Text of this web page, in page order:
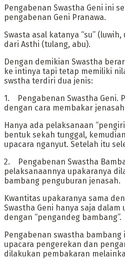
Pengabenan Swastha Geni ini
pengabenan Geni Pranawa.
‎Swasta asal katanya “su”
dari Asthi (tulang, abu).
‎Dengan demikian Swastha
ke intinya tapi tetap memiliki
swstha terdiri dua jenis:
‎1. Pengabenan Swastha Geni.
dengan cara membakar
Hanya ada pelaksanaan
bentuk sekah tunggal,
upacara nganyut. Setelah itu
‎2. Pengabenan Swastha
pelaksanaannya upakaranya
bambang penguburan jenasah.
Kwantitas upakaranya sama
Swastha Geni hanya saja
dengan “pengandeg bambang”.
Pengabenan swastha
upacara pengerekan dan
dilakukan pembakaran